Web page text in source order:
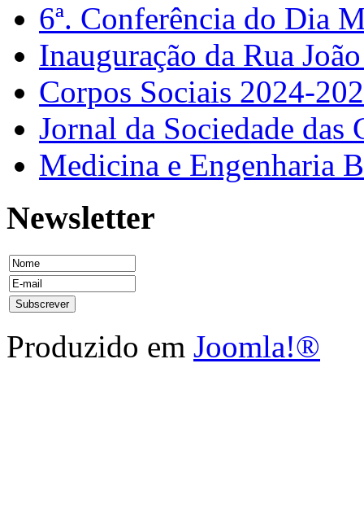
6ª. Conferência do Dia
Inauguração da Rua
Corpos Sociais 2024-
Jornal da Sociedade
Medicina e Engenharia
Newsletter
Produzido em Joomla!®